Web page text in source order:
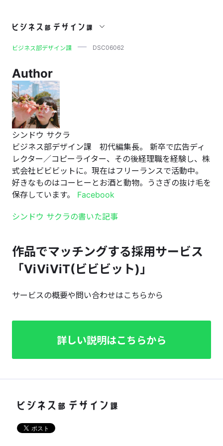
DSC06062
ビジネス部デザイン課 DSC06062
Author
シンドウ サクラ
ビジネス部デザイン課 初代編集長。 新卒で広告ディ
レクター／コピーライター、その後経理職を経験し、株
式会社ビビビットに。現在はフリーランスで活動中。
好きなものはコーヒーとお酒と動物。うさぎの抜け毛を
保存しています。 Facebook
シンドウ サクラの書いた記事
作品でマッチングする採用サービス
「ViViViT(ビビビット)」
サービスの概要や問い合わせはこちらから
詳しい説明はこちらから